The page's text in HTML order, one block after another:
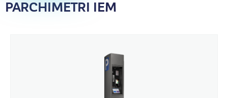
PARCHIMETRI IEM